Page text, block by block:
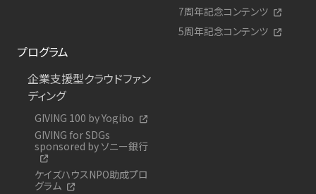
7周年記念コンテンツ
5周年記念コンテンツ
プログラム
企業支援型クラウドファン
ディング
GIVING 100 by Yogibo
GIVING for SDGs
sponsored by ソニー銀行
ケイズハウスNPO助成プロ
グラム